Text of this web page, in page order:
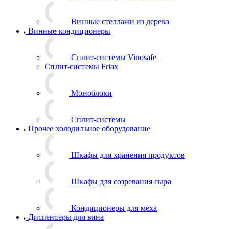
Винные стеллажи из дерева
Винные кондиционеры
Сплит-системы Vinosafe
Сплит-системы Friax
Моноблоки
Сплит-системы
Прочее холодильное оборудование
Шкафы для хранения продуктов
Шкафы для созревания сыра
Кондиционеры для меха
Диспенсеры для вина